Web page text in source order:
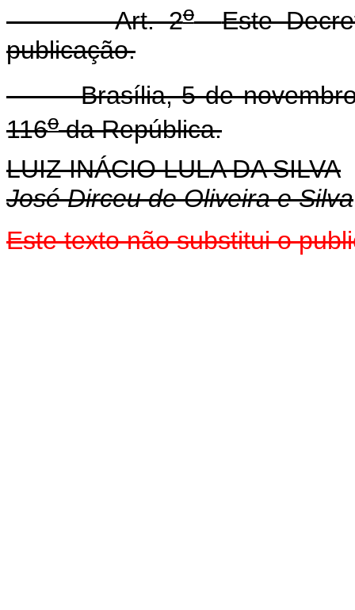
Art. 2o
Este
publicação.
Brasília, 5 de novembro
116oda República.
LUIZ INÁCIO LULA DA SILVA
José Dirceu de Oliveira e Silva
Este texto não substitui o